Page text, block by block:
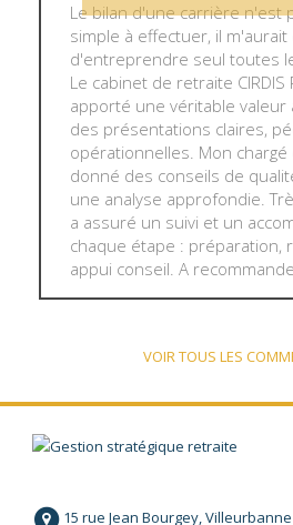
Le bilan d'une carrière n'est
simple à effectuer, il m'aurait
d'entreprendre seul toutes
Le cabinet de retraite CIRDIS
apporté une véritable valeur
des présentations claires,
opérationnelles. Mon
donné des conseils de
une analyse approfondie.
a assuré un suivi et un
chaque étape : préparation,
appui conseil. A
VOIR TOUS LES
15 rue Jean Bourgey, Villeurbanne